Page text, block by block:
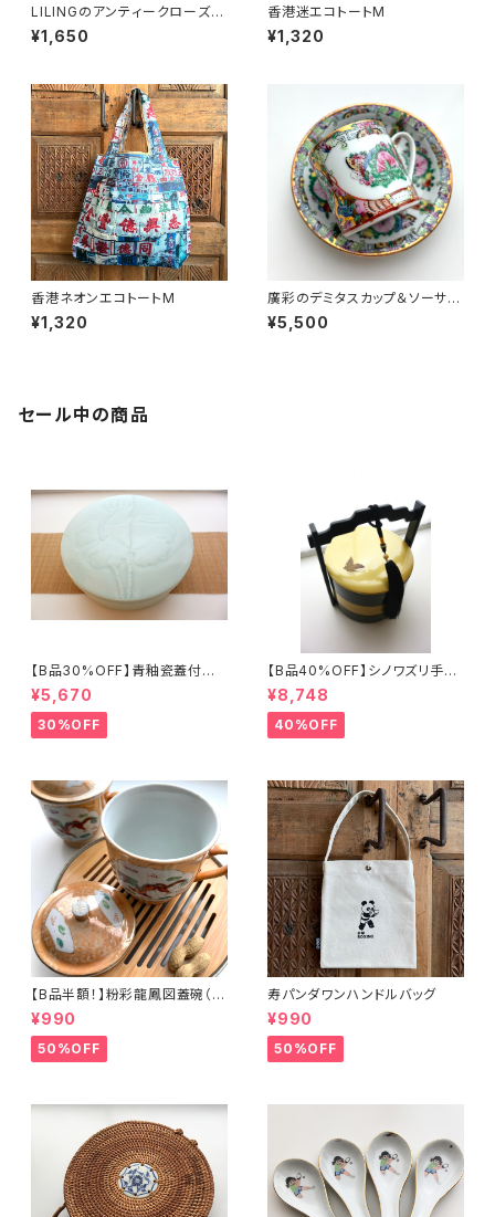
LILINGのアンティークローズ飯
碗〜70年代醴陵窯
¥1,650
香港迷エコトートM
¥1,320
香港ネオンエコトートM
¥1,320
廣彩のデミタスカップ＆ソーサー
（70年代廣彩デッドストック）
¥5,500
セール中の商品
【B品30%OFF】青釉瓷蓋付盒
（蓮の実）
¥5,670
30%OFF
【B品40%OFF】シノワズリ手提
げ三段重「バタフライ」
¥8,748
40%OFF
【B品半額！】粉彩龍鳳図蓋碗（8
0年代景徳鎮デッドストック）
¥990
50%OFF
寿パンダワンハンドルバッグ
¥990
50%OFF